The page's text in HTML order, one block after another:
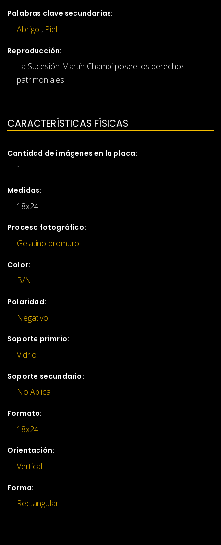
Palabras clave secundarias:
Abrigo , Piel
Reproducción:
La Sucesión Martín Chambi posee los derechos
patrimoniales
CARACTERÍSTICAS FÍSICAS
Cantidad de imágenes en la placa:
1
Medidas:
18x24
Proceso fotográfico:
Gelatino bromuro
Color:
B/N
Polaridad:
Negativo
Soporte primrio:
Vidrio
Soporte secundario:
No Aplica
Formato:
18x24
Orientación:
Vertical
Forma:
Rectangular